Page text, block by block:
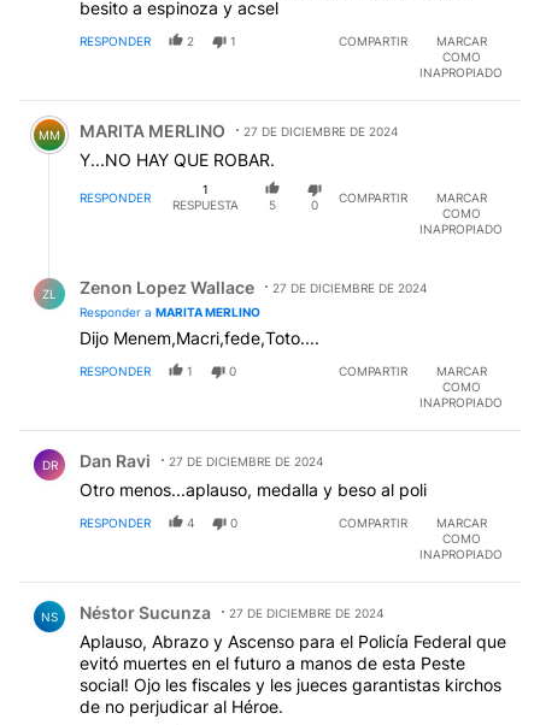
besito a espinoza y acsel
RESPONDER 2 1 COMPARTIR
MARCAR
COMO
INAPROPIADO
Comentario de MARITA MERLINO.
MM MARITA MERLINO 27 DE DICIEMBRE DE 2024
Y...NO HAY QUE ROBAR.
RESPONDER
1
RESPUESTA
5 0
COMPARTIR
MARCAR
COMO
INAPROPIADO
ZL Zenon Lopez Wallace
27 DE DICIEMBRE DE 2024
Responder a MARITA MERLINO
Dijo Menem,Macri,fede,Toto....
RESPONDER 1 0 COMPARTIR
MARCAR
COMO
INAPROPIADO
DR Dan Ravi 27 DE DICIEMBRE DE 2024
Otro menos...aplauso, medalla y beso al poli
RESPONDER 4 0 COMPARTIR
MARCAR
COMO
INAPROPIADO
NS Néstor Sucunza 27 DE DICIEMBRE DE 2024
Aplauso, Abrazo y Ascenso para el Policía Federal que
evitó muertes en el futuro a manos de esta Peste
social! Ojo les fiscales y les jueces garantistas kirchos
de no perjudicar al Héroe.